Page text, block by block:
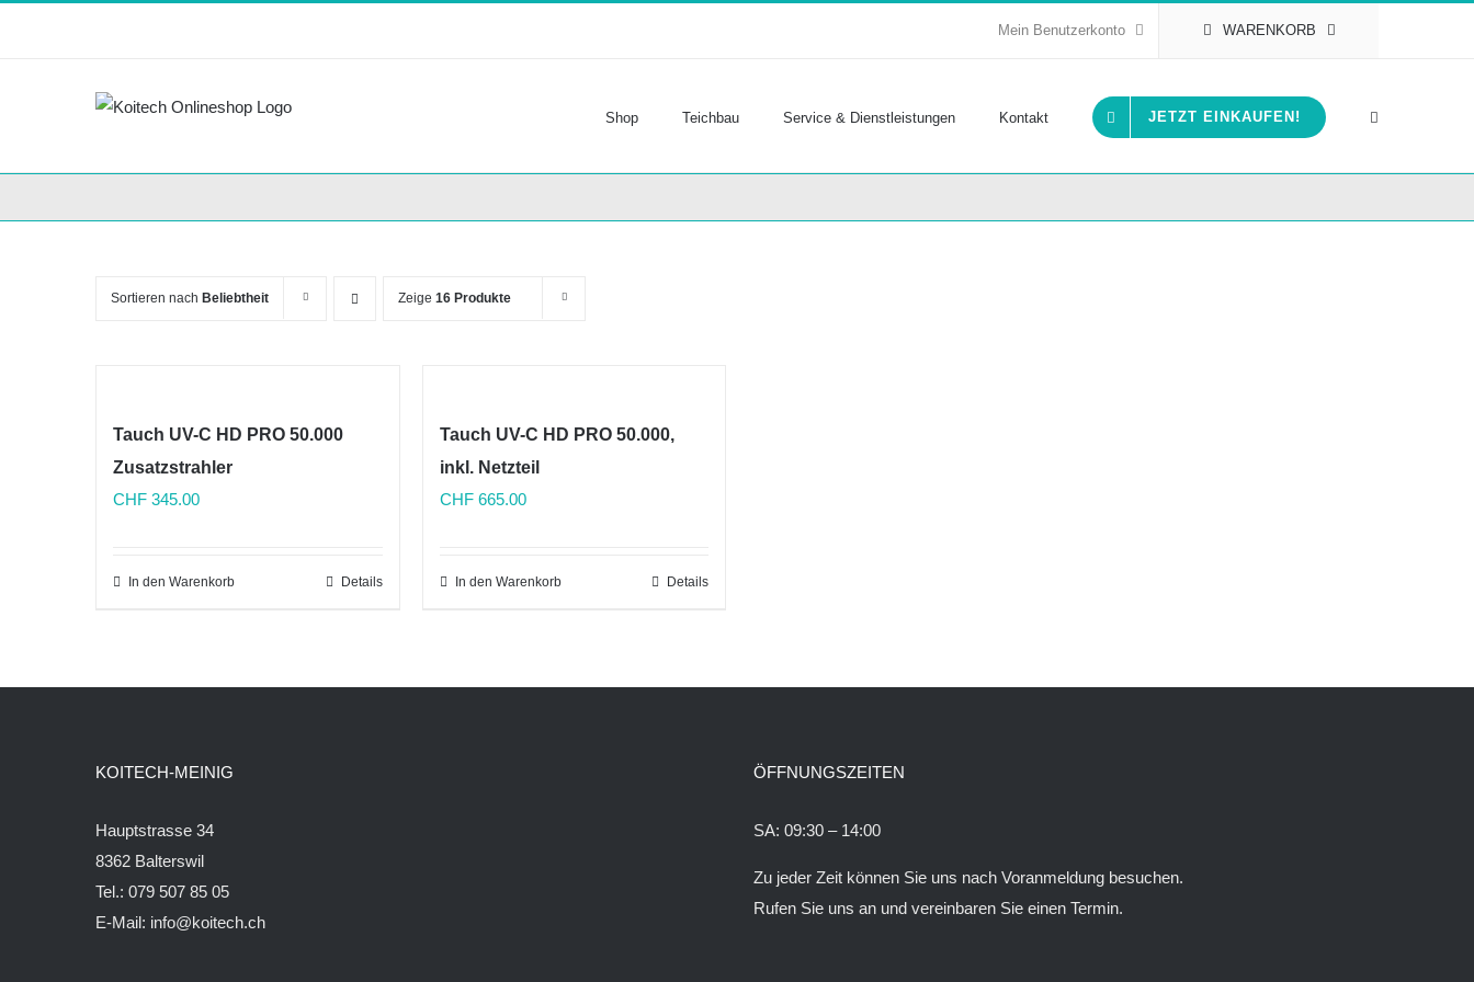
Mein Benutzerkonto WARENKORB
Shop Teichbau Service & Dienstleistungen Kontakt JETZT EINKAUFEN!
Sortieren nach Beliebtheit Zeige 16 Produkte
Tauch UV-C HD PRO 50.000
Zusatzstrahler
CHF 345.00
In den Warenkorb Details
Tauch UV-C HD PRO 50.000,
inkl. Netzteil
CHF665.00
In den Warenkorb Details
KOITECH-MEINIG
Hauptstrasse 34
8362 Balterswil
Tel.: 079 507 85 05
E-Mail: info@koitech.ch
ÖFFNUNGSZEITEN
SA: 09:30 – 14:00
Zu jeder Zeit können Sie uns nach Voranmeldung besuchen.
Rufen Sie uns an und vereinbaren Sie einen Termin.